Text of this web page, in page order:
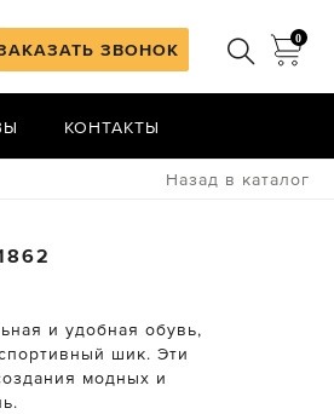
ЗВОНОК
0
КОНТАКТЫ
Назад в каталог
и удобная обувь,
шик. Эти
модных и